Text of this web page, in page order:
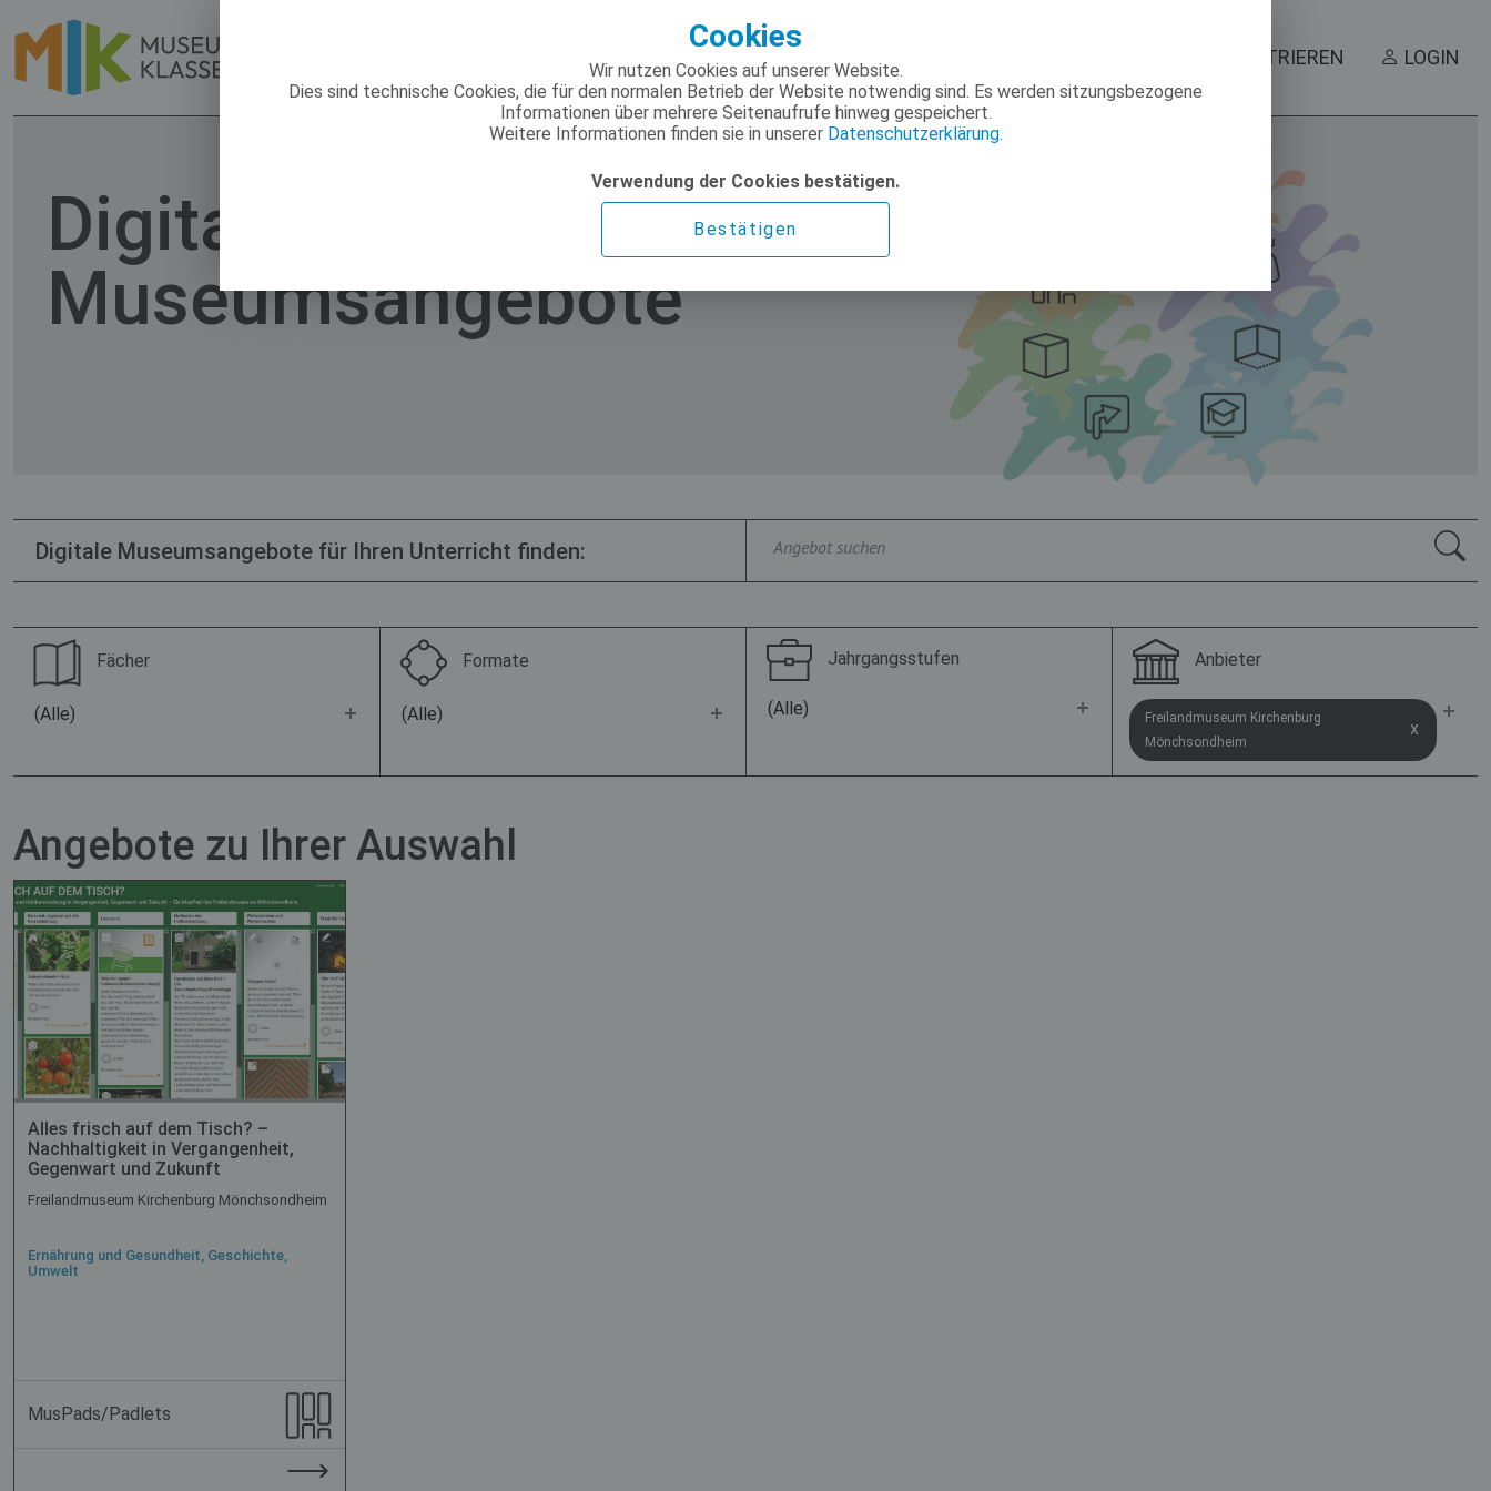
Cookies
Wir nutzen Cookies auf unserer Website.
Dies sind technische Cookies, die für den normalen Betrieb der Website notwendig sind. Es werden sitzungsbezogene
Informationen über mehrere Seitenaufrufe hinweg gespeichert.
Weitere Informationen finden sie in unserer Datenschutzerklärung.
Verwendung der Cookies bestätigen.
Bestätigen
REGISTRIEREN LOGIN
Digitale
Museumsangebote
Digitale Museumsangebote für Ihren Unterricht finden:
Fächer
(Alle)
Formate
(Alle)
Jahrgangsstufen
(Alle)
Anbieter
Freilandmuseum Kirchenburg
Mönchsondheim
x
Angebote zu Ihrer Auswahl
Alles frisch auf dem Tisch? –
Nachhaltigkeit in Vergangenheit,
Gegenwart und Zukunft
Freilandmuseum Kirchenburg Mönchsondheim
Ernährung und Gesundheit, Geschichte,
Umwelt
MusPads/Padlets